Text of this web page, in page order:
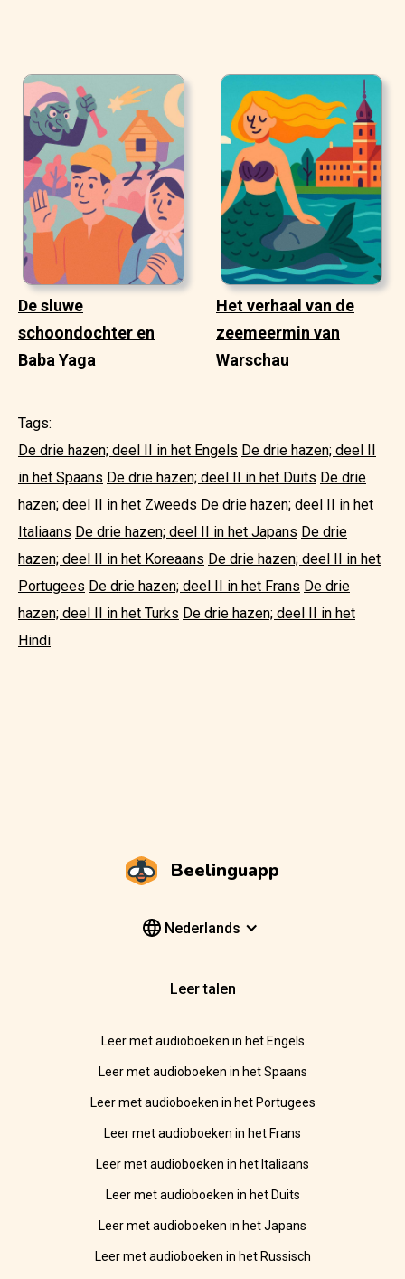
De sluwe
schoondochter en
Baba Yaga
Het verhaal van de
zeemeermin van
Warschau
Tags:
De drie hazen; deel II in het Engels De drie hazen; deel II
in het Spaans De drie hazen; deel II in het Duits De drie
hazen; deel II in het Zweeds De drie hazen; deel II in het
Italiaans De drie hazen; deel II in het Japans De drie
hazen; deel II in het Koreaans De drie hazen; deel II in het
Portugees De drie hazen; deel II in het Frans De drie
hazen; deel II in het Turks De drie hazen; deel II in het
Hindi
Beelinguapp
Nederlands
Leer talen
Leer met audioboeken in het Engels
Leer met audioboeken in het Spaans
Leer met audioboeken in het Portugees
Leer met audioboeken in het Frans
Leer met audioboeken in het Italiaans
Leer met audioboeken in het Duits
Leer met audioboeken in het Japans
Leer met audioboeken in het Russisch